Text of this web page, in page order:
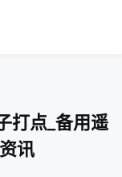
打点_备用遥
讯